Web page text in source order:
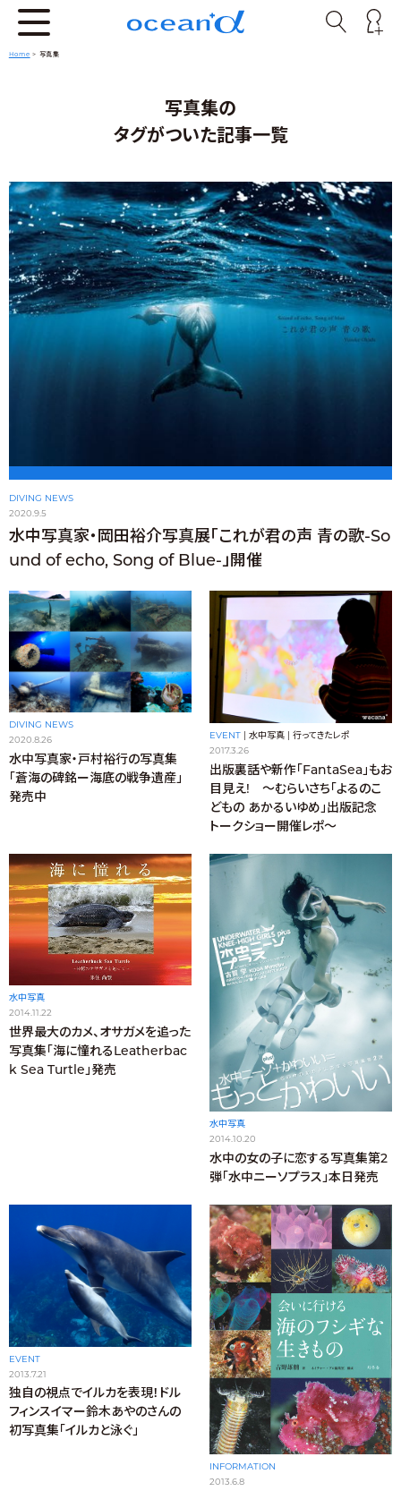
Home > 写真集
写真集の
タグがついた記事一覧
DIVING NEWS
2020.9.5
水中写真家・岡田裕介写真展「これが君の声 青の歌-So
und of echo, Song of Blue-」開催
DIVING NEWS
2020.8.26
水中写真家・戸村裕行の写真集
「蒼海の碑銘ー海底の戦争遺産」
発売中
EVENT | 水中写真 | 行ってきたレポ
2017.3.26
出版裏話や新作「FantaSea」もお
目見え! ～むらいさち「よるのこ
どもの あかるいゆめ」出版記念
トークショー開催レポ～
水中写真
2014.11.22
世界最大のカメ、オサガメを追った
写真集「海に憧れるLeatherbac
k Sea Turtle」発売
水中写真
2014.10.20
水中の女の子に恋する写真集第2
弾「水中ニーソプラス」本日発売
EVENT
2013.7.21
独自の視点でイルカを表現！ドル
フィンスイマー鈴木あやのさんの
初写真集「イルカと泳ぐ」
INFORMATION
2013.6.8